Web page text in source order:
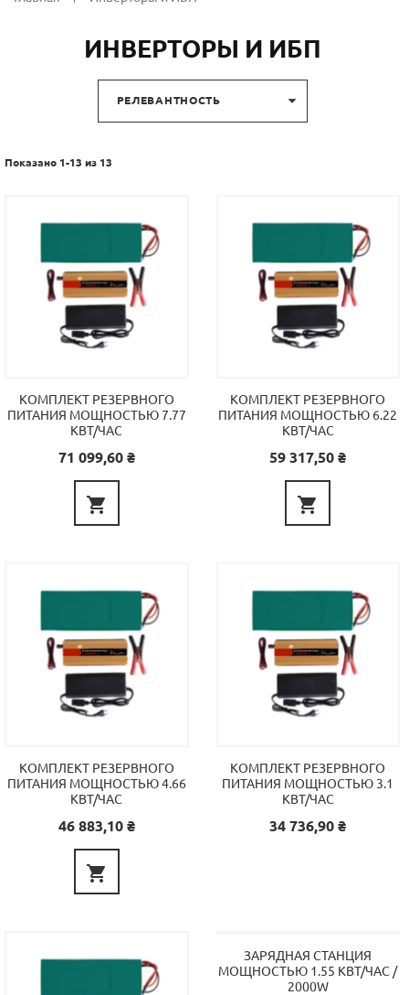
ИНВЕРТОРЫ И ИБП
РЕЛЕВАНТНОСТЬ 
Показано 1-13 из 13
КОМПЛЕКТ РЕЗЕРВНОГО
ПИТАНИЯ МОЩНОСТЬЮ 7.77
КВТ/ЧАС
Цена
71 099,60 ₴

КОМПЛЕКТ РЕЗЕРВНОГО
ПИТАНИЯ МОЩНОСТЬЮ 6.22
КВТ/ЧАС
Цена
59 317,50 ₴

КОМПЛЕКТ РЕЗЕРВНОГО
ПИТАНИЯ МОЩНОСТЬЮ 4.66
КВТ/ЧАС
Цена
46 883,10 ₴

КОМПЛЕКТ РЕЗЕРВНОГО
ПИТАНИЯ МОЩНОСТЬЮ 3.1
КВТ/ЧАС
Цена
34 736,90 ₴
ЗАРЯДНАЯ СТАНЦИЯ
МОЩНОСТЬЮ 1.55 КВТ/ЧАС /
2000W